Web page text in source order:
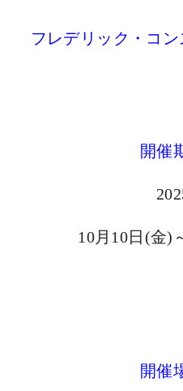
フレデリック・コ
開催
10月10日(金)
開催